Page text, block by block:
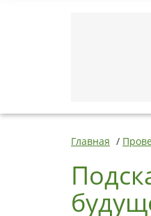
Главная /